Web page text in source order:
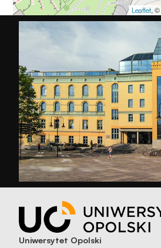
Leaflet, ©
Uniwersytet Opolski